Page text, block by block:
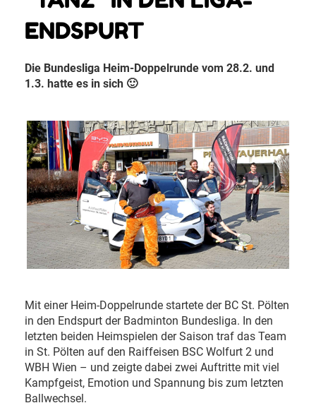
ENDSPURT
Die Bundesliga Heim-Doppelrunde vom 28.2. und
1.3. hatte es in sich 🙂
Mit einer Heim-Doppelrunde startete der BC St. Pölten
in den Endspurt der Badminton Bundesliga. In den
letzten beiden Heimspielen der Saison traf das Team
in St. Pölten auf den Raiffeisen BSC Wolfurt 2 und
WBH Wien – und zeigte dabei zwei Auftritte mit viel
Kampfgeist, Emotion und Spannung bis zum letzten
Ballwechsel.